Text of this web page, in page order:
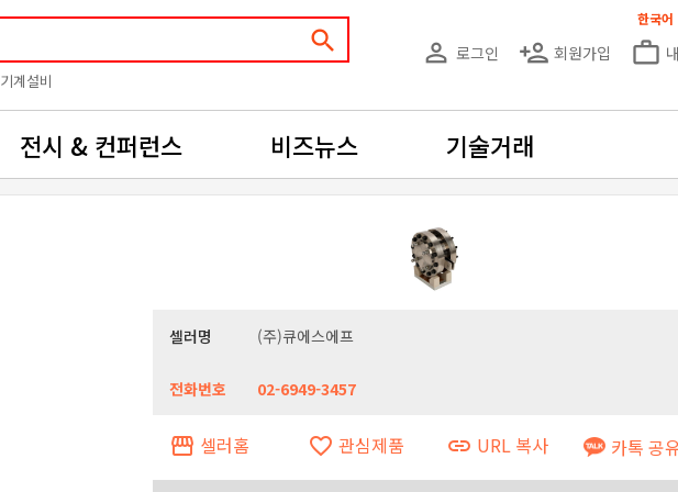
search
기계설비
person_outline 로그인 person_add 회원가입 work_outline
한국어
전시 & 컨퍼런스 비즈뉴스 기술거래
셀러명 (주)큐에스에프
전화번호 02-6949-3457
storefront 셀러홈 favorite_border 관심제품 link URL 복사 카톡 공